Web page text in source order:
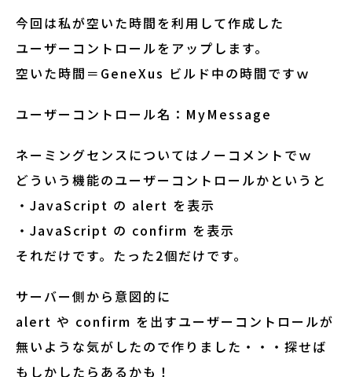
今回は私が空いた時間を利用して作成した
ユーザーコントロールをアップします。
空いた時間＝GeneXus ビルド中の時間ですｗ
ユーザーコントロール名：MyMessage
ネーミングセンスについてはノーコメントでｗ
どういう機能のユーザーコントロールかというと
・JavaScript の alert を表示
・JavaScript の confirm を表示
それだけです。たった2個だけです。
サーバー側から意図的に
alert や confirm を出すユーザーコントロールが
無いような気がしたので作りました・・・探せば
もしかしたらあるかも！